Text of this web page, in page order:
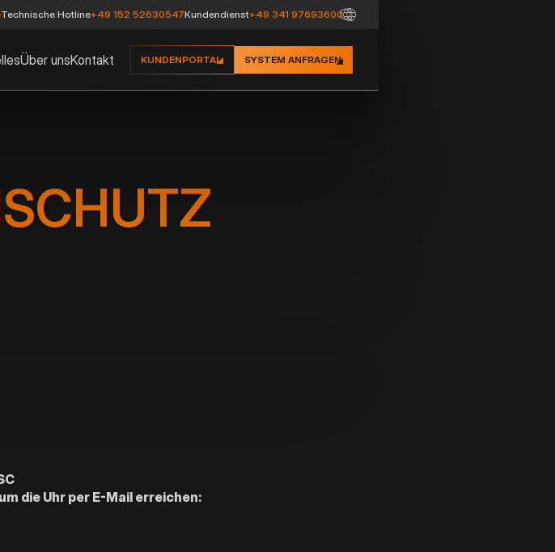
Technische Hotline+49 152 52630547Kundendienst+49 341 97693600
Über unsKontakt KUNDENPORTAL SYSTEM ANFRAGEN
die Uhr per E-Mail erreichen: